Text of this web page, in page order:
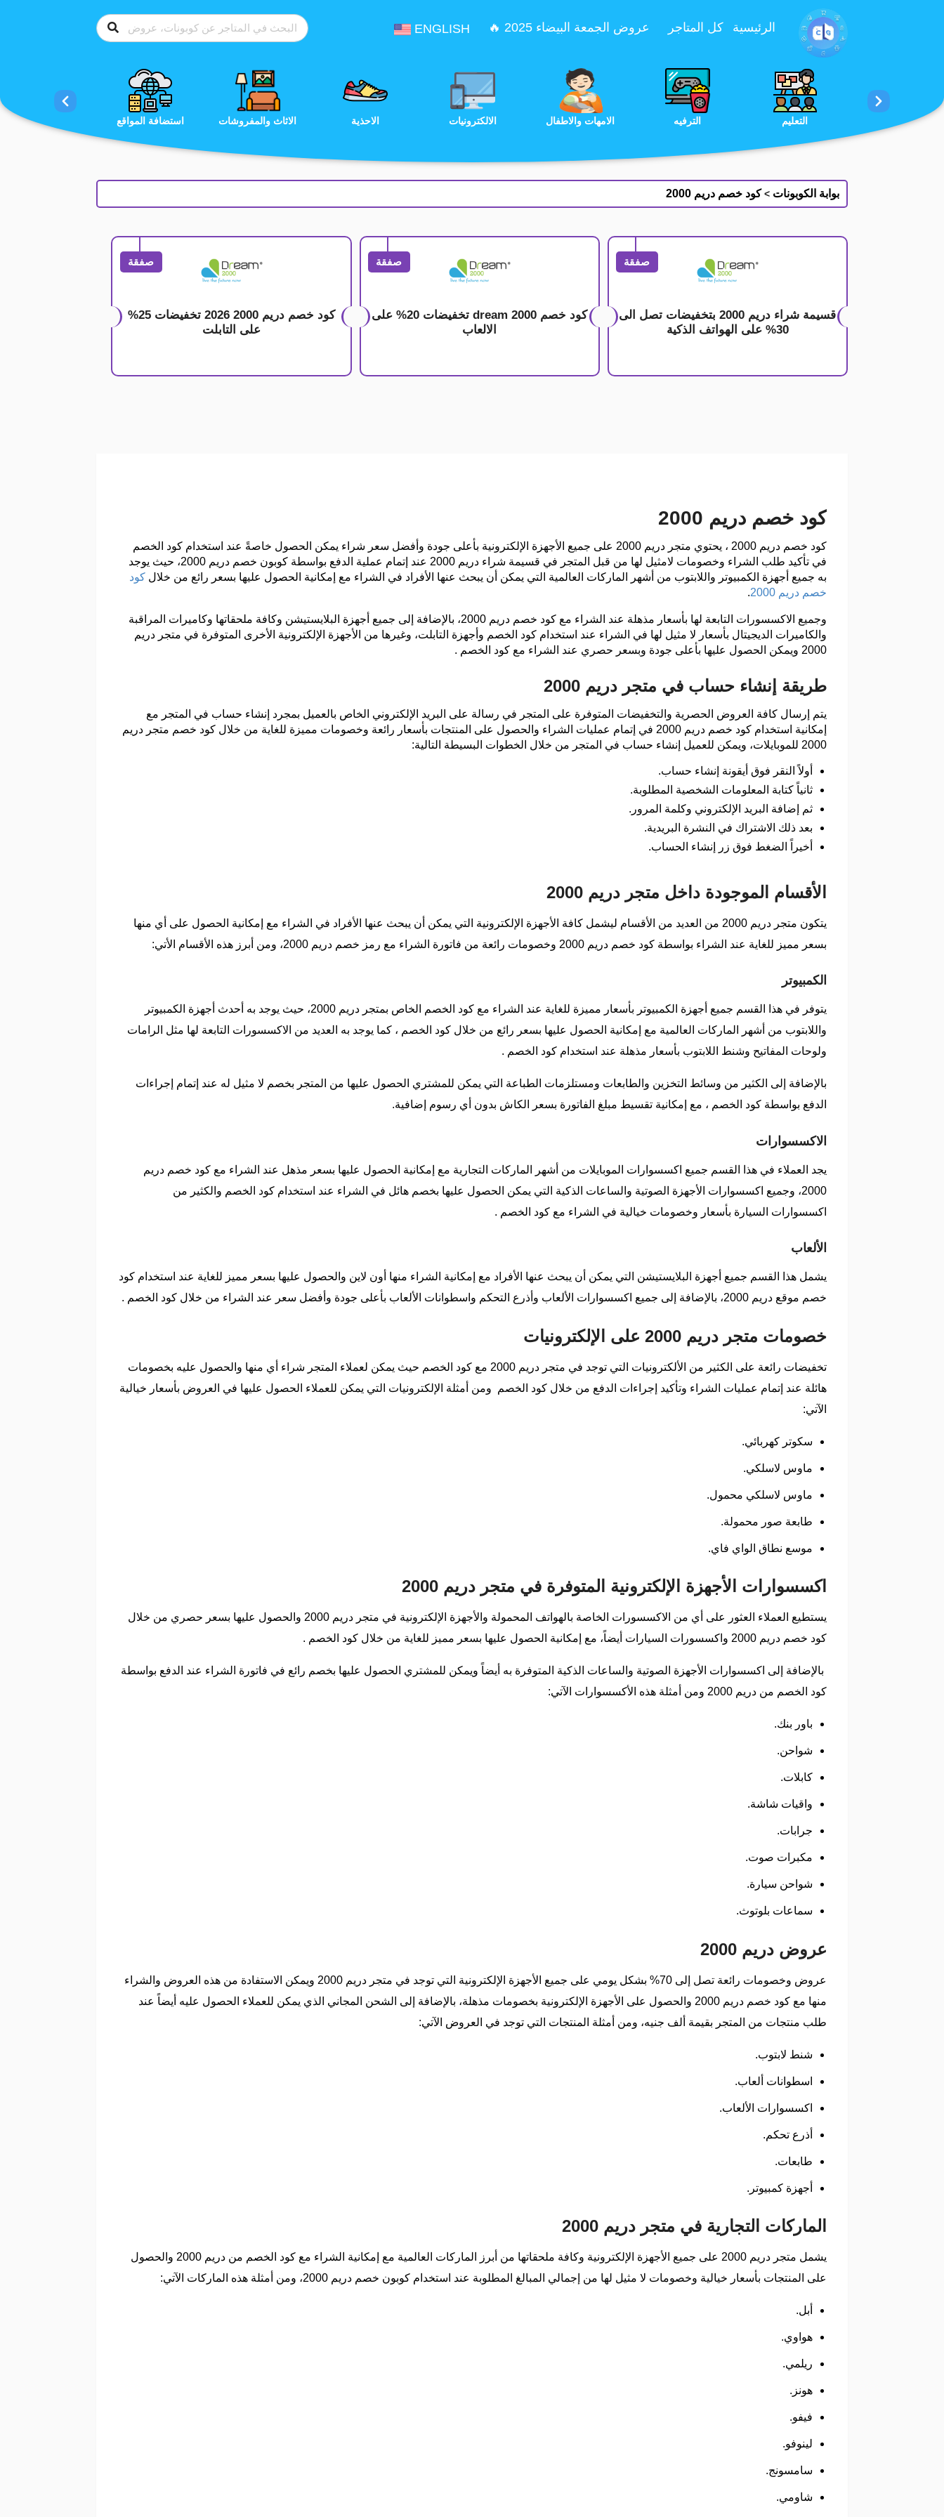
تخطي إلى المحتوى
الرئيسية كل المتاجر عروض الجمعة البيضاء 2025 🔥 ENGLISH
استضافة المواقع الاثاث والمفروشات الاحذية الالكترونيات الامهات والاطفال الترفيه التعليم الجمال والعناية الخدمات
بوابة الكوبونات > كود خصم دريم 2000
صفقة
قسيمة شراء دريم 2000 بتخفيضات تصل الى
30% على الهواتف الذكية
صفقة
كود خصم dream 2000 تخفيضات 20% على
الالعاب
صفقة
كود خصم دريم 2000 2026 تخفيضات 25%
على التابلت
كود خصم دريم 2000
كود خصم دريم 2000 ، يحتوي متجر دريم 2000 على جميع الأجهزة الإلكترونية بأعلى جودة وأفضل سعر شراء يمكن الحصول خاصةً عند استخدام كود الخصم
في تأكيد طلب الشراء وخصومات لامثيل لها من قبل المتجر في قسيمة شراء دريم 2000 عند إتمام عملية الدفع بواسطة كوبون خصم دريم 2000، حيث يوجد
به جميع أجهزة الكمبيوتر واللابتوب من أشهر الماركات العالمية التي يمكن أن يبحث عنها الأفراد في الشراء مع إمكانية الحصول عليها بسعر رائع من خلال كود
خصم دريم 2000
.
وجميع الاكسسورات التابعة لها بأسعار مذهلة عند الشراء مع كود خصم دريم 2000، بالإضافة إلى جميع أجهزة البلايستيشن وكافة ملحقاتها وكاميرات المراقبة
والكاميرات الديجيتال بأسعار لا مثيل لها في الشراء عند استخدام كود الخصم وأجهزة التابلت، وغيرها من الأجهزة الإلكترونية الأخرى المتوفرة في متجر دريم
2000 ويمكن الحصول عليها بأعلى جودة وبسعر حصري عند الشراء مع كود الخصم .
طريقة إنشاء حساب في متجر دريم 2000
يتم إرسال كافة العروض الحصرية والتخفيضات المتوفرة على المتجر في رسالة على البريد الإلكتروني الخاص بالعميل بمجرد إنشاء حساب في المتجر مع
إمكانية استخدام كود خصم دريم 2000 في إتمام عمليات الشراء والحصول على المنتجات بأسعار رائعة وخصومات مميزة للغاية من خلال كود خصم متجر دريم
2000 للموبايلات، ويمكن للعميل إنشاء حساب في المتجر من خلال الخطوات البسيطة التالية:
أولاً النقر فوق أيقونة إنشاء حساب.
ثانياً كتابة المعلومات الشخصية المطلوبة.
ثم إضافة البريد الإلكتروني وكلمة المرور.
بعد ذلك الاشتراك في النشرة البريدية.
أخيراً الضغط فوق زر إنشاء الحساب.
الأقسام الموجودة داخل متجر دريم 2000
يتكون متجر دريم 2000 من العديد من الأقسام ليشمل كافة الأجهزة الإلكترونية التي يمكن أن يبحث عنها الأفراد في الشراء مع إمكانية الحصول على أي منها
بسعر مميز للغاية عند الشراء بواسطة كود خصم دريم 2000 وخصومات رائعة من فاتورة الشراء مع رمز خصم دريم 2000، ومن أبرز هذه الأقسام الأتي:
الكمبيوتر
يتوفر في هذا القسم جميع أجهزة الكمبيوتر بأسعار مميزة للغاية عند الشراء مع كود الخصم الخاص بمتجر دريم 2000، حيث يوجد به أحدث أجهزة الكمبيوتر
واللابتوب من أشهر الماركات العالمية مع إمكانية الحصول عليها بسعر رائع من خلال كود الخصم ، كما يوجد به العديد من الاكسسورات التابعة لها مثل الرامات
ولوحات المفاتيح وشنط اللابتوب بأسعار مذهلة عند استخدام كود الخصم .
بالإضافة إلى الكثير من وسائط التخزين والطابعات ومستلزمات الطباعة التي يمكن للمشتري الحصول عليها من المتجر بخصم لا مثيل له عند إتمام إجراءات
الدفع بواسطة كود الخصم ، مع إمكانية تقسيط مبلغ الفاتورة بسعر الكاش بدون أي رسوم إضافية.
الاكسسوارات
يجد العملاء في هذا القسم جميع اكسسوارات الموبايلات من أشهر الماركات التجارية مع إمكانية الحصول عليها بسعر مذهل عند الشراء مع كود خصم دريم
2000، وجميع اكسسوارات الأجهزة الصوتية والساعات الذكية التي يمكن الحصول عليها بخصم هائل في الشراء عند استخدام كود الخصم والكثير من
اكسسوارات السيارة بأسعار وخصومات خيالية في الشراء مع كود الخصم .
الألعاب
يشمل هذا القسم جميع أجهزة البلايستيشن التي يمكن أن يبحث عنها الأفراد مع إمكانية الشراء منها أون لاين والحصول عليها بسعر مميز للغاية عند استخدام كود
خصم موقع دريم 2000، بالإضافة إلى جميع اكسسوارات الألعاب وأذرع التحكم واسطوانات الألعاب بأعلى جودة وأفضل سعر عند الشراء من خلال كود الخصم .
خصومات متجر دريم 2000 على الإلكترونيات
تخفيضات رائعة على الكثير من الألكترونيات التي توجد في متجر دريم 2000 مع كود الخصم حيث يمكن لعملاء المتجر شراء أي منها والحصول عليه بخصومات
هائلة عند إتمام عمليات الشراء وتأكيد إجراءات الدفع من خلال كود الخصم ومن أمثلة الإلكترونيات التي يمكن للعملاء الحصول عليها في العروض بأسعار خيالية
الآتي:
سكوتر كهربائي.
ماوس لاسلكي.
ماوس لاسلكي محمول.
طابعة صور محمولة.
موسع نطاق الواي فاي.
اكسسوارات الأجهزة الإلكترونية المتوفرة في متجر دريم 2000
يستطيع العملاء العثور على أي من الاكسسورات الخاصة بالهواتف المحمولة والأجهزة الإلكترونية في متجر دريم 2000 والحصول عليها بسعر حصري من خلال
كود خصم دريم 2000 واكسسورات السيارات أيضاً، مع إمكانية الحصول عليها بسعر مميز للغاية من خلال كود الخصم .
بالإضافة إلى اكسسوارات الأجهزة الصوتية والساعات الذكية المتوفرة به أيضاً ويمكن للمشتري الحصول عليها بخصم رائع في فاتورة الشراء عند الدفع بواسطة
كود الخصم من دريم 2000 ومن أمثلة هذه الأكسسوارات الآتي:
باور بنك.
شواحن.
كابلات.
واقيات شاشة.
جرابات.
مكبرات صوت.
شواحن سيارة.
سماعات بلوتوث.
عروض دريم 2000
عروض وخصومات رائعة تصل إلى 70% بشكل يومي على جميع الأجهزة الإلكترونية التي توجد في متجر دريم 2000 ويمكن الاستفادة من هذه العروض والشراء
منها مع كود خصم دريم 2000 والحصول على الأجهزة الإلكترونية بخصومات مذهلة، بالإضافة إلى الشحن المجاني الذي يمكن للعملاء الحصول عليه أيضاً عند
طلب منتجات من المتجر بقيمة ألف جنيه، ومن أمثلة المنتجات التي توجد في العروض الآتي:
شنط لابتوب.
اسطوانات ألعاب.
اكسسوارات الألعاب.
أذرع تحكم.
طابعات.
أجهزة كمبيوتر.
الماركات التجارية في متجر دريم 2000
يشمل متجر دريم 2000 على جميع الأجهزة الإلكترونية وكافة ملحقاتها من أبرز الماركات العالمية مع إمكانية الشراء مع كود الخصم من دريم 2000 والحصول
على المنتجات بأسعار خيالية وخصومات لا مثيل لها من إجمالي المبالغ المطلوبة عند استخدام كوبون خصم دريم 2000، ومن أمثلة هذه الماركات الآتي:
أبل.
هواوي.
ريلمي.
هونز.
فيفو.
لينوفو.
سامسونج.
شاومي.